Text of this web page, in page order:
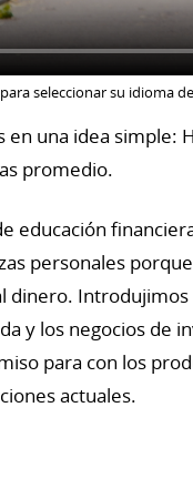
seleccionar su idioma
en una idea
promedio.
educación
personales
dinero.
y los negocios de
para con los
actuales.